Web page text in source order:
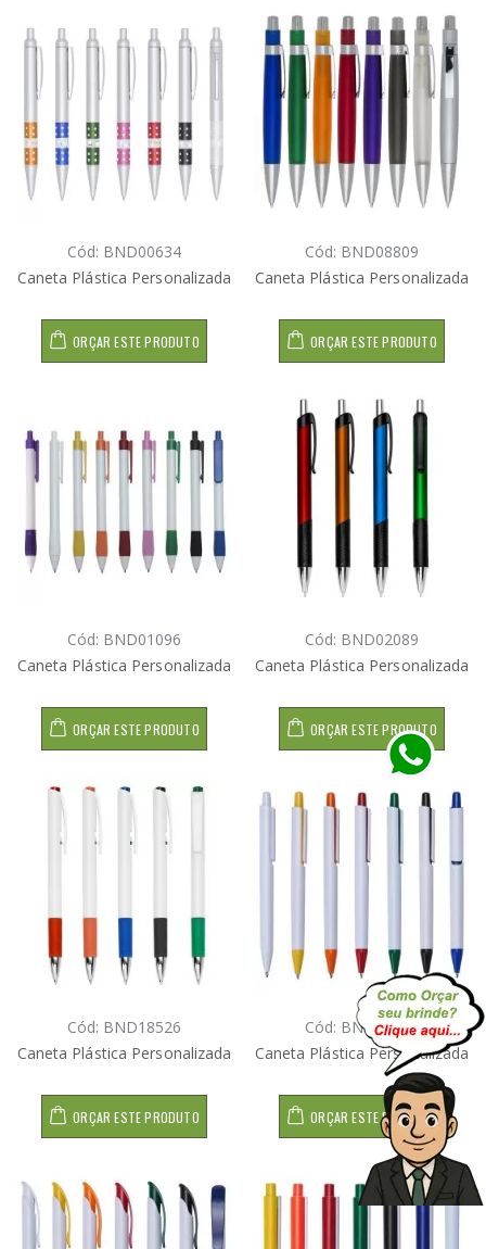
Cód: BND00634
Caneta Plástica Personalizada
ORÇAR ESTE PRODUTO
Cód: BND08809
Caneta Plástica Personalizada
ORÇAR ESTE PRODUTO
Cód: BND01096
Caneta Plástica Personalizada
ORÇAR ESTE PRODUTO
Cód: BND02089
Caneta Plástica Personalizada
ORÇAR ESTE PRODUTO
Cód: BND18526
Caneta Plástica Personalizada
ORÇAR ESTE PRODUTO
Cód: BND18522
Caneta Plástica Personalizada
ORÇAR ESTE PRODUTO